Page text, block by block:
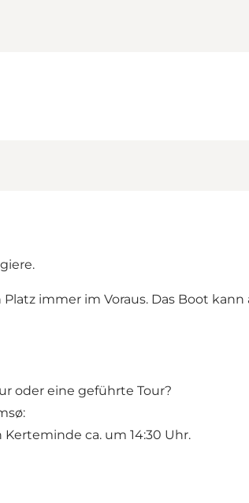
immer im Voraus. Das Boot
oder eine geführte Tour?
ca. um 14:30 Uhr.